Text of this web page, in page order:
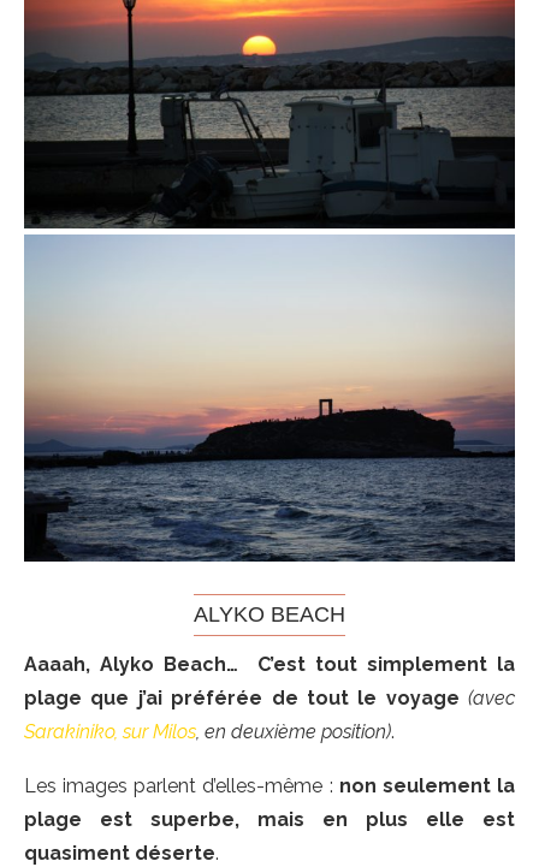
ALYKO BEACH
Aaaah, Alyko Beach… C’est tout simplement la
plage que j’ai préférée de tout le voyage (avec
Sarakiniko, sur Milos, en deuxième position).
Les images parlent d’elles-même : non seulement la
plage est superbe, mais en plus elle est
quasiment déserte.